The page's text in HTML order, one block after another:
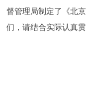
12345网上接诉即办
督管理局制定了《北
们，请结合实际认真贯